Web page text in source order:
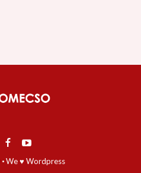
·We ♥ Wordpress